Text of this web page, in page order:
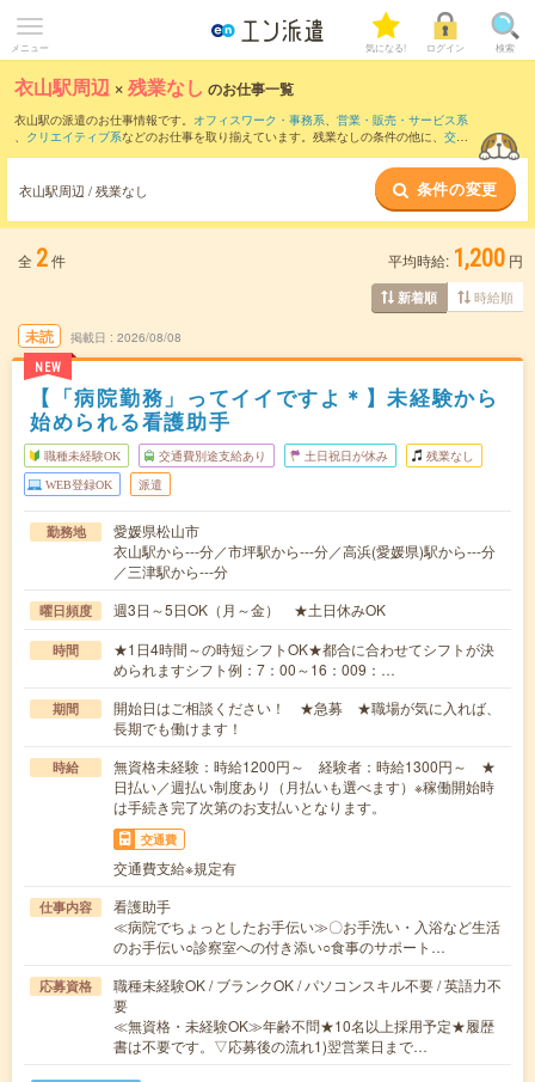
メニュー 気になる! ログイン 検索
衣山駅周辺 ×残業なし のお仕事一覧
衣山駅の派遣のお仕事情報です。 オフィスワーク・事務系、 営業・販売・サービス系
、 クリエイティブ系などのお仕事を取り揃えています。残業なしの条件の他に、 交通
衣山駅周辺 / 残業なし 条件の変更
全 2件 平均時給: 1,200 円
新着順 時給順
未読
NEW
掲載日 2026/08/08
【「病院勤務」ってイイですよ＊】未経験から
始められる看護助手
職種未経験OK 交通費別途支給あり 土日祝日が休み 残業なし
WEB登録OK 派遣
勤務地
愛媛県松山市
衣山駅から---分／市坪駅から---分／高浜(愛媛県)駅から---分
／三津駅から---分
曜日頻度 週3日～5日OK（月～金） ★土日休みOK
時間
★1日4時間～の時短シフトOK★都合に合わせてシフトが決
められますシフト例：7：00～16：009：…
期間
開始日はご相談ください！ ★急募 ★職場が気に入れば、
長期でも働けます！
時給
無資格未経験：時給1200円～ 経験者：時給1300円～ ★
日払い／週払い制度あり（月払いも選べます）※稼働開始時
は手続き完了次第のお支払いとなります。
交通費
交通費支給※規定有
仕事内容
看護助手
≪病院でちょっとしたお手伝い≫〇お手洗い・入浴など生活
のお手伝い○診察室への付き添い○食事のサポート…
応募資格
職種未経験OK / ブランクOK / パソコンスキル不要 / 英語力不
要
≪無資格・未経験OK≫年齢不問★10名以上採用予定★履歴
書は不要です。▽応募後の流れ1)翌営業日まで…